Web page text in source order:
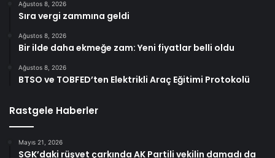
Ağustos 8, 2026
Sıra vergi zammına geldi
Ağustos 8, 2026
Bir ilde daha ekmeğe zam: Yeni fiyatlar belli oldu
Ağustos 8, 2026
BTSO ve TOBFED’ten Elektrikli Araç Eğitimi Protokolü
Rastgele Haberler
Mayıs 21, 2026
SGK’daki rüşvet çarkında AK Partili vekilin damadı da